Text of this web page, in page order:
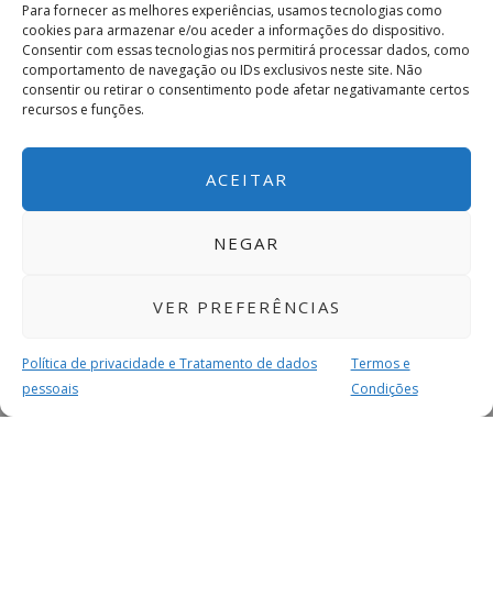
Para fornecer as melhores experiências, usamos tecnologias como
cookies para armazenar e/ou aceder a informações do dispositivo.
Consentir com essas tecnologias nos permitirá processar dados, como
comportamento de navegação ou IDs exclusivos neste site. Não
consentir ou retirar o consentimento pode afetar negativamante certos
recursos e funções.
ACEITAR
NEGAR
VER PREFERÊNCIAS
Política de privacidade e Tratamento de dados
pessoais
Termos e
Condições